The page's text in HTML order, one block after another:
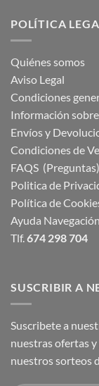
POLÍTICA
Quiénes somos
Aviso Legal
Condiciones
Información
Envíos y
Condiciones de
FAQS (Preguntas)
Politica de
Política de
Ayuda
Tlf.674 298 704
SUSCRIBIR A
Suscribete a
nuestras ofertas
nuestros sorteos